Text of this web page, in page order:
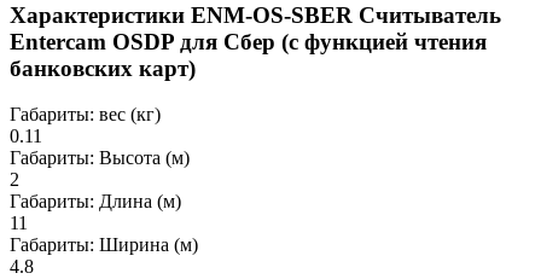
Характеристики ENM-OS-SBER Считыватель
Entercam OSDP для Сбер (с функцией чтения
банковских карт)
Габариты: вес (кг)
0.11
Габариты: Высота (м)
2
Габариты: Длина (м)
11
Габариты: Ширина (м)
4.8